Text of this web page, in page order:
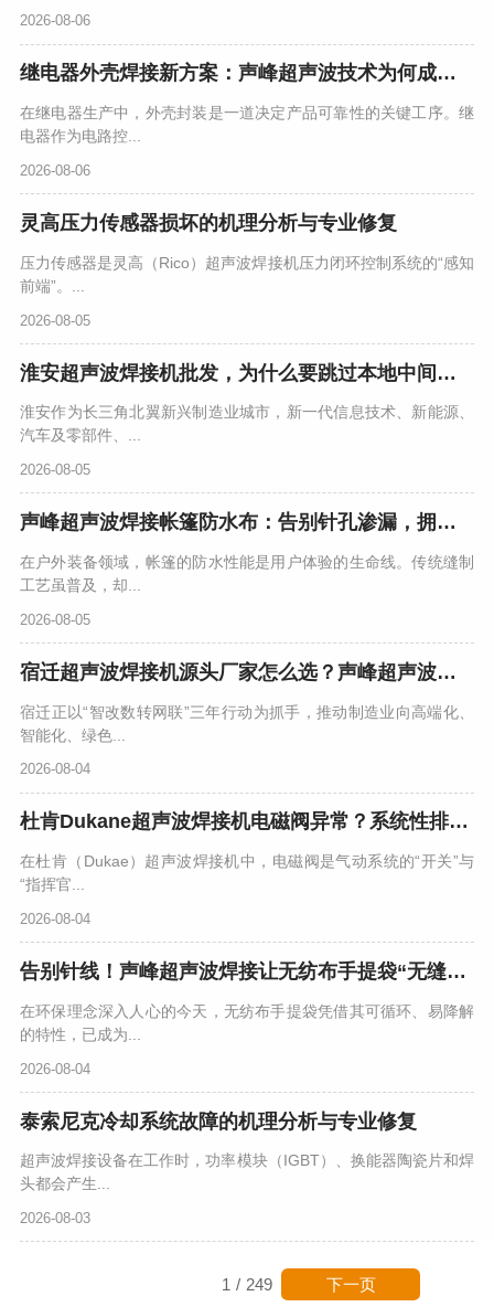
2026-08-06
继电器外壳焊接新方案：声峰超声波技术为何成为行业首选？
在继电器生产中，外壳封装是一道决定产品可靠性的关键工序。继
电器作为电路控...
2026-08-06
灵高压力传感器损坏的机理分析与专业修复
压力传感器是灵高（Rico）超声波焊接机压力闭环控制系统的“感知
前端”。...
2026-08-05
淮安超声波焊接机批发，为什么要跳过本地中间商找广东源头工厂？
淮安作为长三角北翼新兴制造业城市，新一代信息技术、新能源、
汽车及零部件、...
2026-08-05
声峰超声波焊接帐篷防水布：告别针孔渗漏，拥抱无缝坚固
在户外装备领域，帐篷的防水性能是用户体验的生命线。传统缝制
工艺虽普及，却...
2026-08-05
宿迁超声波焊接机源头厂家怎么选？声峰超声波用实力说话
宿迁正以“智改数转网联”三年行动为抓手，推动制造业向高端化、
智能化、绿色...
2026-08-04
杜肯Dukane超声波焊接机电磁阀异常？系统性排查与专业解决方案
在杜肯（Dukae）超声波焊接机中，电磁阀是气动系统的“开关”与
“指挥官...
2026-08-04
告别针线！声峰超声波焊接让无纺布手提袋“无缝”升级
在环保理念深入人心的今天，无纺布手提袋凭借其可循环、易降解
的特性，已成为...
2026-08-04
泰索尼克冷却系统故障的机理分析与专业修复
超声波焊接设备在工作时，功率模块（IGBT）、换能器陶瓷片和焊
头都会产生...
2026-08-03
1 / 249 下一页